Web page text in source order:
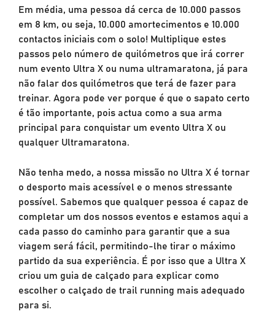
Em média, uma pessoa dá cerca de 10.000 passos
em 8 km, ou seja, 10.000 amortecimentos e 10.000
contactos iniciais com o solo! Multiplique estes
passos pelo número de quilómetros que irá correr
num evento Ultra X ou numa ultramaratona, já para
não falar dos quilómetros que terá de fazer para
treinar. Agora pode ver porque é que o sapato certo
é tão importante, pois actua como a sua arma
principal para conquistar um evento Ultra X ou
qualquer Ultramaratona.
Não tenha medo, a nossa missão no Ultra X é tornar
o desporto mais acessível e o menos stressante
possível. Sabemos que qualquer pessoa é capaz de
completar um dos nossos eventos e estamos aqui a
cada passo do caminho para garantir que a sua
viagem será fácil, permitindo-lhe tirar o máximo
partido da sua experiência. É por isso que a Ultra X
criou um guia de calçado para explicar como
escolher o calçado de trail running mais adequado
para si.